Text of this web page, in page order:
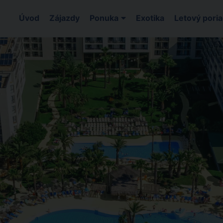
Úvod Zájazdy Ponuka Exotika Letový